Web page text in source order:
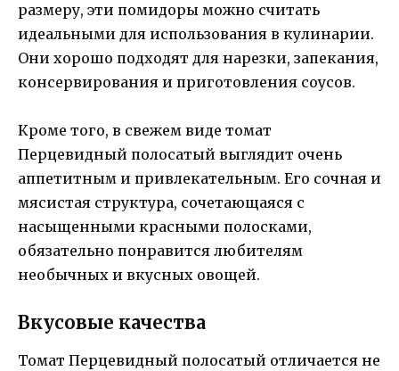
размеру, эти помидоры можно считать
идеальными для использования в кулинарии.
Они хорошо подходят для нарезки, запекания,
консервирования и приготовления соусов.
Кроме того, в свежем виде томат
Перцевидный полосатый выглядит очень
аппетитным и привлекательным. Его сочная и
мясистая структура, сочетающаяся с
насыщенными красными полосками,
обязательно понравится любителям
необычных и вкусных овощей.
Вкусовые качества
Томат Перцевидный полосатый отличается не